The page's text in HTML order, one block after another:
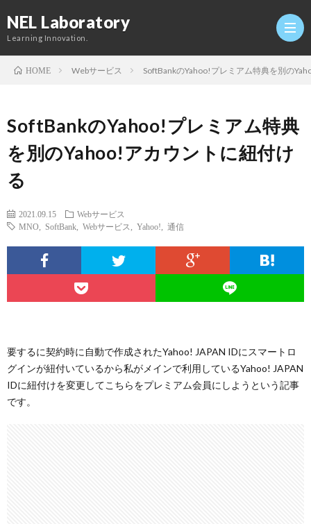
NEL Laboratory
Learning Innovation.
HOME Webサービス SoftBankのYahoo!プレミアム特典を別の
SoftBankのYahoo!プレミアム特典
を別のYahoo!アカウントに紐付け
る
2021.09.15
Webサービス
MNO
SoftBank Webサービス Yahoo! 通信
要するに契約時に自動で作成されたYahoo! JAPAN IDにスマートロ
グインが紐付いているから私がメインで利用しているYahoo! JAPAN
IDに紐付けを変更してこちらをプレミアム会員にしようという記事
です。